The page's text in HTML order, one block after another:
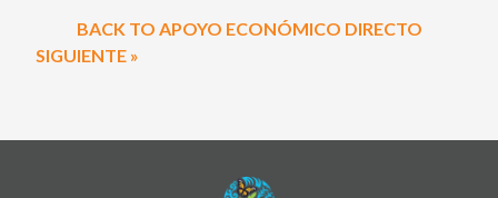
BACK TO APOYO ECONÓMICO DIRECTO
SIGUIENTE »